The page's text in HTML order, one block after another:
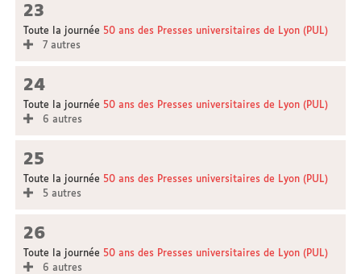
23
Toute la journée 50 ans des Presses universitaires de Lyon (PUL)
7 autres
24
Toute la journée 50 ans des Presses universitaires de Lyon (PUL)
6 autres
25
Toute la journée 50 ans des Presses universitaires de Lyon (PUL)
5 autres
26
Toute la journée 50 ans des Presses universitaires de Lyon (PUL)
6 autres